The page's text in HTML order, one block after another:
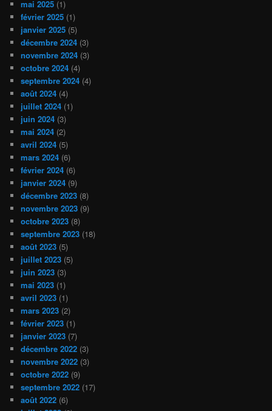
mai 2025 (1)
février 2025 (1)
janvier 2025 (5)
décembre 2024 (3)
novembre 2024 (3)
octobre 2024 (4)
septembre 2024 (4)
août 2024 (4)
juillet 2024 (1)
juin 2024 (3)
mai 2024 (2)
avril 2024 (5)
mars 2024 (6)
février 2024 (6)
janvier 2024 (9)
décembre 2023 (8)
novembre 2023 (9)
octobre 2023 (8)
septembre 2023 (18)
août 2023 (5)
juillet 2023 (5)
juin 2023 (3)
mai 2023 (1)
avril 2023 (1)
mars 2023 (2)
février 2023 (1)
janvier 2023 (7)
décembre 2022 (3)
novembre 2022 (3)
octobre 2022 (9)
septembre 2022 (17)
août 2022 (6)